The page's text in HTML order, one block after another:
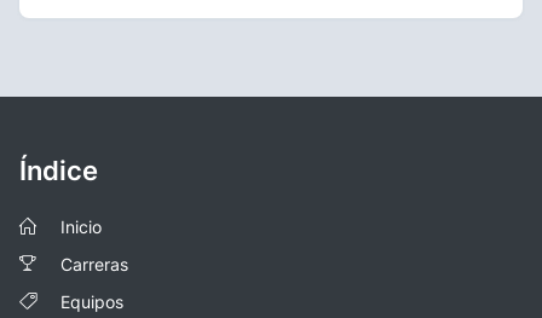
Índice
Inicio
Carreras
Equipos